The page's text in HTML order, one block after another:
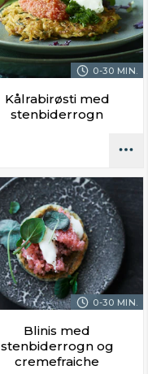
0-30 MIN.
Kålrabirøsti med
stenbiderrogn
0-30 MIN.
Blinis med
stenbiderrogn og
cremefraiche